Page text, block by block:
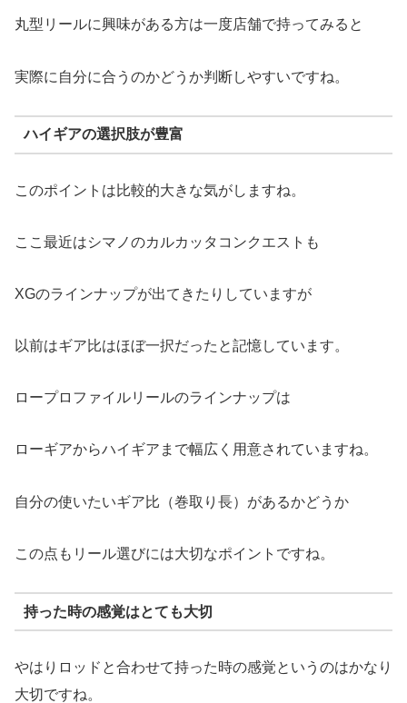
丸型リールに興味がある方は一度店舗で持ってみると
実際に自分に合うのかどうか判断しやすいですね。
ハイギアの選択肢が豊富
このポイントは比較的大きな気がしますね。
ここ最近はシマノのカルカッタコンクエストも
XGのラインナップが出てきたりしていますが
以前はギア比はほぼ一択だったと記憶しています。
ロープロファイルリールのラインナップは
ローギアからハイギアまで幅広く用意されていますね。
自分の使いたいギア比（巻取り長）があるかどうか
この点もリール選びには大切なポイントですね。
持った時の感覚はとても大切
やはりロッドと合わせて持った時の感覚というのはかなり
大切ですね。